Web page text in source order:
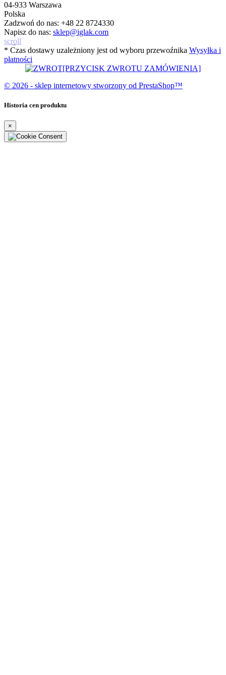
04-933 Warszawa
Polska
Zadzwoń do nas: +48 22 8724330
Napisz do nas: sklep@iglak.com
scroll
* Czas dostawy uzależniony jest od wyboru przewoźnika Wysyłka i
płatności
[PRZYCISK ZWROTU ZAMÓWIENIA]
© 2026 - sklep internetowy stworzony od PrestaShop™
Historia cen produktu
×